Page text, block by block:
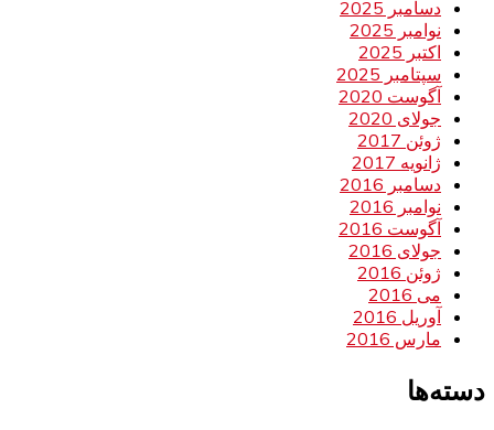
دسامبر 2025
نوامبر 2025
اکتبر 2025
سپتامبر 2025
آگوست 2020
جولای 2020
ژوئن 2017
ژانویه 2017
دسامبر 2016
نوامبر 2016
آگوست 2016
جولای 2016
ژوئن 2016
می 2016
آوریل 2016
مارس 2016
دسته‌ها